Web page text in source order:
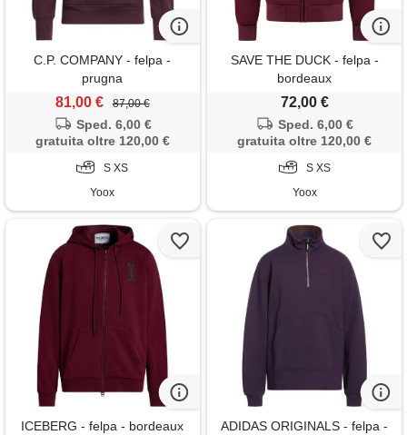
C.P. COMPANY - felpa -
prugna
81,00 € 87,00 €
Sped. 6,00 €
gratuita oltre 120,00 €
S XS
Yoox
SAVE THE DUCK - felpa -
bordeaux
72,00 €
Sped. 6,00 €
gratuita oltre 120,00 €
S XS
Yoox
ICEBERG - felpa - bordeaux
ADIDAS ORIGINALS - felpa -